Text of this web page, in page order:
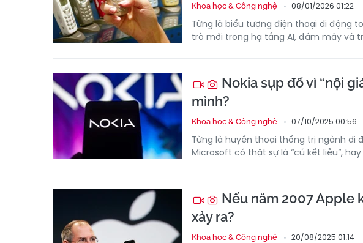
Khoa học & Công nghệ 08/01/2026 01:22
Từng là biểu tượng điện thoại di động
trò mới trong hạ tầng AI, đám mây và
Nokia sụp đổ vì “nội
mình?
Khoa học & Công nghệ 07/10/2025 00:56
Từng là huyền thoại thống trị ngành di
Microsoft có thật sự là “cú kết liễu”,
Nếu năm 2007 Apple
xảy ra?
Khoa học & Công nghệ 20/08/2025 01:14